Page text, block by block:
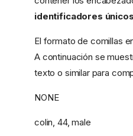
identificadores
El formato de comillas
A continuación se
texto o similar para
NONE
colin, 44, male